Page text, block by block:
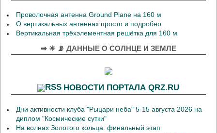
Проволочная антенна Ground Plane на 160 м
О вертикальных антеннах просто и подробно
Вертикальная трёхэлементная решётка для 160 м
➡ ☀ 📡 ДАННЫЕ О СОЛНЦЕ И ЗЕМЛЕ
НОВОСТИ ПОРТАЛА QRZ.RU
Дни активности клуба "Рыцари неба" 5-15 августа 2026 на
диплом "Космические сутки"
На волнах Золотого кольца: финальный этап